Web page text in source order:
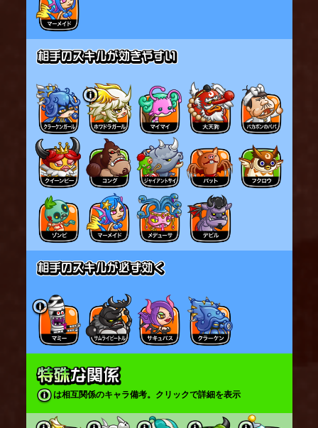
・フリーレンとターゲットした敵が離れている場合
ダメージを与えた敵の移動速度を一定時間減少さ
※圧縮ゾルトラークの方が減少量が高い
は相互関係のキャラ備考。クリックで詳細を表示